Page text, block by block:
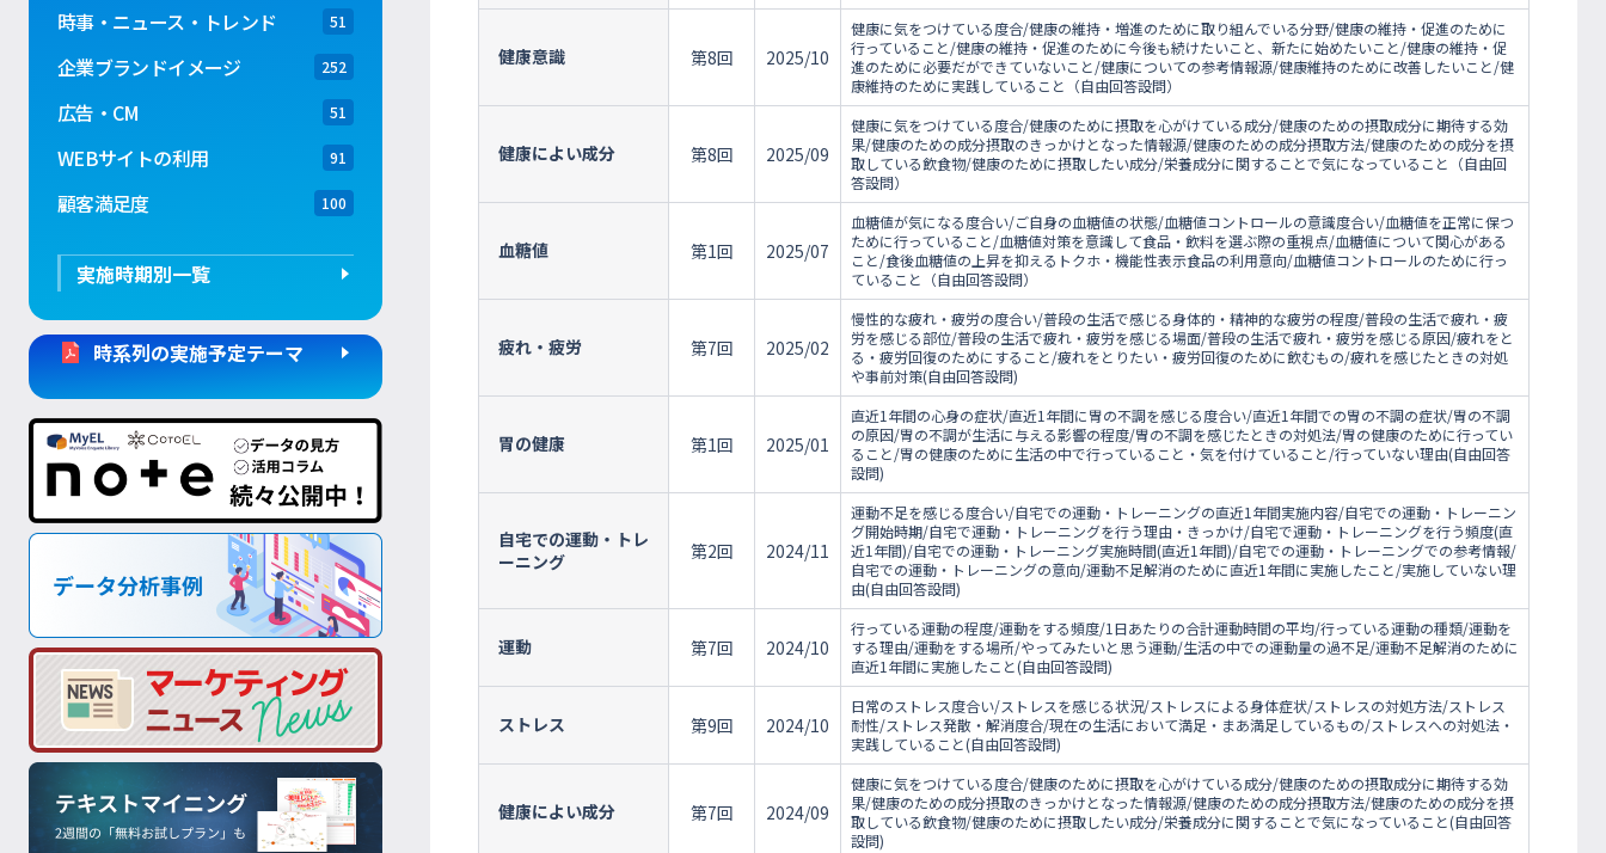
時事・ニュース・トレンド 51
企業ブランドイメージ 252
広告・CM 51
WEBサイトの利用 91
顧客満足度 100
実施時期別一覧
時系列の実施予定テーマ
健康意識 第8回 2025/10
健康に気をつけている度合/健康の維持・増進のために取り組んでいる分野/健康の維持・促進のために
行っていること/健康の維持・促進のために今後も続けたいこと、新たに始めたいこと/健康の維持・促
進のために必要だができていないこと/健康についての参考情報源/健康維持のために改善したいこと/健
康維持のために実践していること（自由回答設問）
健康によい成分 第8回 2025/09
健康に気をつけている度合/健康のために摂取を心がけている成分/健康のための摂取成分に期待する効
果/健康のための成分摂取のきっかけとなった情報源/健康のための成分摂取方法/健康のための成分を摂
取している飲食物/健康のために摂取したい成分/栄養成分に関することで気になっていること（自由回
答設問）
血糖値 第1回 2025/07
血糖値が気になる度合い/ご自身の血糖値の状態/血糖値コントロールの意識度合い/血糖値を正常に保つ
ために行っていること/血糖値対策を意識して食品・飲料を選ぶ際の重視点/血糖値について関心がある
こと/食後血糖値の上昇を抑えるトクホ・機能性表示食品の利用意向/血糖値コントロールのために行っ
ていること（自由回答設問）
疲れ・疲労 第7回 2025/02
慢性的な疲れ・疲労の度合い/普段の生活で感じる身体的・精神的な疲労の程度/普段の生活で疲れ・疲
労を感じる部位/普段の生活で疲れ・疲労を感じる場面/普段の生活で疲れ・疲労を感じる原因/疲れをと
る・疲労回復のためにすること/疲れをとりたい・疲労回復のために飲むもの/疲れを感じたときの対処
や事前対策(自由回答設問)
胃の健康 第1回 2025/01
直近1年間の心身の症状/直近1年間に胃の不調を感じる度合い/直近1年間での胃の不調の症状/胃の不調
の原因/胃の不調が生活に与える影響の程度/胃の不調を感じたときの対処法/胃の健康のために行ってい
ること/胃の健康のために生活の中で行っていること・気を付けていること/行っていない理由(自由回答
設問)
自宅での運動・トレ
ーニング
第2回 2024/11
運動不足を感じる度合い/自宅での運動・トレーニングの直近1年間実施内容/自宅での運動・トレーニン
グ開始時期/自宅で運動・トレーニングを行う理由・きっかけ/自宅で運動・トレーニングを行う頻度(直
近1年間)/自宅での運動・トレーニング実施時間(直近1年間)/自宅での運動・トレーニングでの参考情報/
自宅での運動・トレーニングの意向/運動不足解消のために直近1年間に実施したこと/実施していない理
由(自由回答設問)
運動 第7回 2024/10
行っている運動の程度/運動をする頻度/1日あたりの合計運動時間の平均/行っている運動の種類/運動を
する理由/運動をする場所/やってみたいと思う運動/生活の中での運動量の過不足/運動不足解消のために
直近1年間に実施したこと(自由回答設問)
ストレス 第9回 2024/10
日常のストレス度合い/ストレスを感じる状況/ストレスによる身体症状/ストレスの対処方法/ストレス
耐性/ストレス発散・解消度合/現在の生活において満足・まあ満足しているもの/ストレスへの対処法・
実践していること(自由回答設問)
健康によい成分 第7回 2024/09
健康に気をつけている度合/健康のために摂取を心がけている成分/健康のための摂取成分に期待する効
果/健康のための成分摂取のきっかけとなった情報源/健康のための成分摂取方法/健康のための成分を摂
取している飲食物/健康のために摂取したい成分/栄養成分に関することで気になっていること(自由回答
設問)